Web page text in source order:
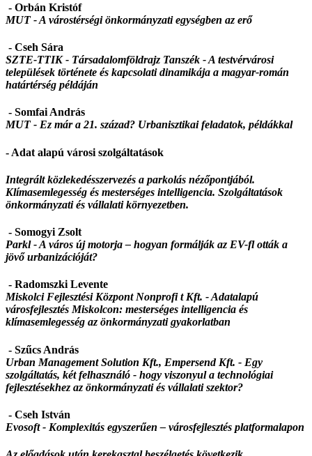
- Orbán Kristóf
MUT -A várostérségi önkormányzati egységben az erő
- Cseh Sára
SZTE-TTIK - Társadalomföldrajz Tanszék -A testvérvárosi
települések története és kapcsolati dinamikája a magyar-román
határtérség példáján
- Somfai András
MUT - Ez már a 21. század? Urbanisztikai feladatok, példákkal
- Adat alapú városi szolgáltatások
Integrált közlekedésszervezés a parkolás nézőpontjából.
Klímasemlegesség és mesterséges intelligencia. Szolgáltatások
önkormányzati és vállalati környezetben.
- Somogyi Zsolt
Parkl -A város új motorja – hogyan formálják az EV-fl ották a
jövő urbanizációját?
- Radomszki Levente
Miskolci Fejlesztési Központ Nonprofi t Kft. -Adatalapú
városfejlesztés Miskolcon: mesterséges intelligencia és
klímasemlegesség az önkormányzati gyakorlatban
- Szűcs András
Urban Management Solution Kft., Empersend Kft. - Egy
szolgáltatás, két felhasználó - hogy viszonyul a technológiai
fejlesztésekhez az önkormányzati és vállalati szektor?
- Cseh István
Evosoft - Komplexitás egyszerűen – városfejlesztés platformalapon